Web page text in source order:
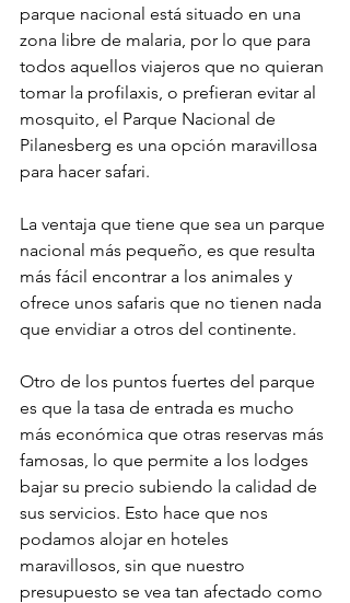
parque nacional está situado en una
zona libre de malaria, por lo que para
todos aquellos viajeros que no quieran
tomar la profilaxis, o prefieran evitar al
mosquito, el Parque Nacional de
Pilanesberg es una opción maravillosa
para hacer safari.
La ventaja que tiene que sea un parque
nacional más pequeño, es que resulta
más fácil encontrar a los animales y
ofrece unos safaris que no tienen nada
que envidiar a otros del continente.
Otro de los puntos fuertes del parque
es que la tasa de entrada es mucho
más económica que otras reservas más
famosas, lo que permite a los lodges
bajar su precio subiendo la calidad de
sus servicios. Esto hace que nos
podamos alojar en hoteles
maravillosos, sin que nuestro
presupuesto se vea tan afectado como